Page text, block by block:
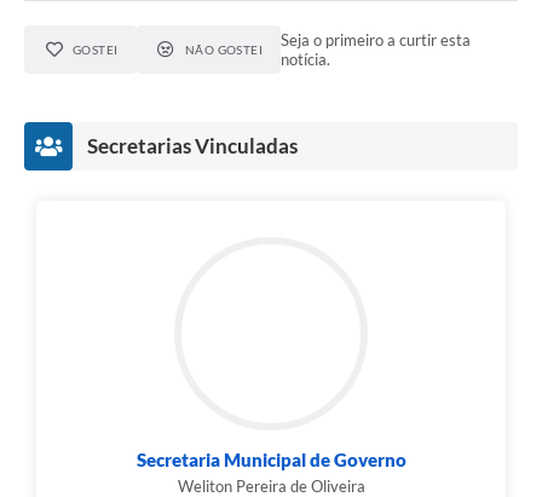
GOSTEI NÃO GOSTEI
Seja o primeiro a curtir esta
notícia.
Secretarias Vinculadas
Secretaria Municipal de Governo
Weliton Pereira de Oliveira